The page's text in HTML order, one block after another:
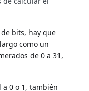
bits, hay que
como un
de 0 a 31,
0 o 1, también